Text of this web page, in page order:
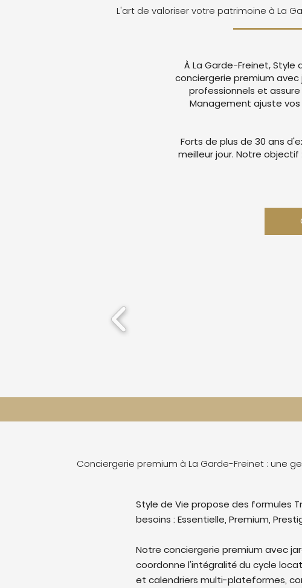
L'art de valoriser votre patrimoine à La
À La Garde-Freinet,
conciergerie premium
professionnels et
Management ajuste
Forts de plus de 30 ans
meilleur jour. Notre
Conciergerie premium à La Garde-Freinet : une
Style de Vie propose des formules
besoins : Essentielle, Premium,
Notre conciergerie premium avec
coordonne l'intégralité du cycle
et calendriers multi-plateformes,